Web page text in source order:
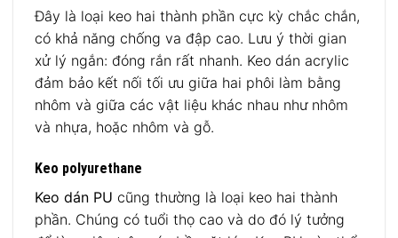
Đây là loại keo hai thành phần cực kỳ chắc chắn,
có khả năng chống va đập cao. Lưu ý thời gian
xử lý ngắn: đóng rắn rất nhanh. Keo dán acrylic
đảm bảo kết nối tối ưu giữa hai phôi làm bằng
nhôm và giữa các vật liệu khác nhau như nhôm
và nhựa, hoặc nhôm và gỗ.
Keo polyurethane
Keo dán PU cũng thường là loại keo hai thành
phần. Chúng có tuổi thọ cao và do đó lý tưởng